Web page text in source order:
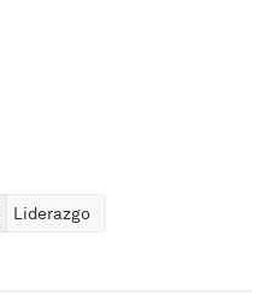
Liderazgo